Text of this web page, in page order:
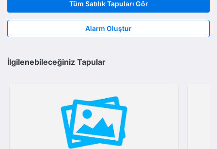
Tüm Satılık Tapuları Gör
Alarm Oluştur
İlgilenebileceğiniz Tapular